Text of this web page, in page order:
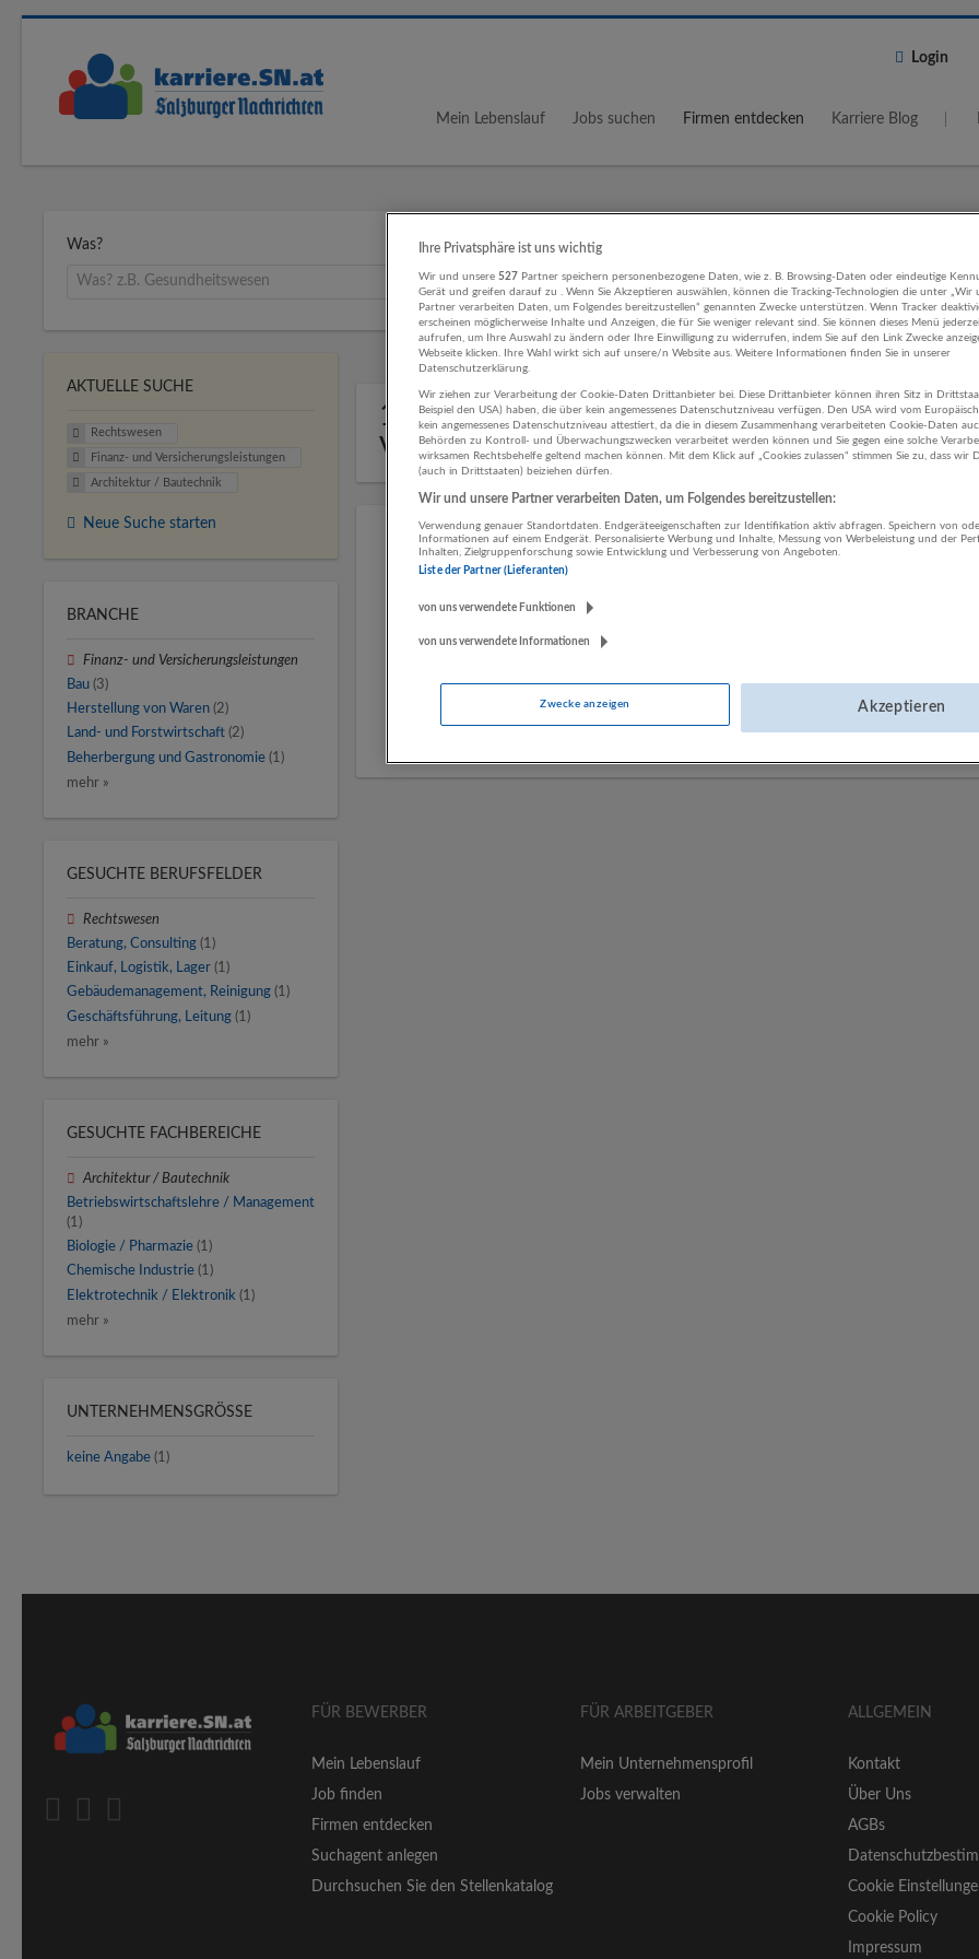
Login
Mein Lebenslauf Jobs suchen Firmen entdecken Karriere Blog
Was? Wo?
5 km
1 Rechtswesen Finanz- und
Versicherungsleistungen Unternehmen
LUGSTEIN CONSULTING
Bergheim bei Salzburg
Gesundheitswesen | Herstellung von Waren | IT-Dienstleistungen |
Öffentliche Verwaltung | Rechtsberatung und Wirtschaftsprüfung |
Sonstige Dienstleistungen | Sozialwesen | Verkehr | Verlagswesen |
AKTUELLE SUCHE
Rechtswesen
Finanz- und Versicherungsleistungen
Architektur / Bautechnik
Neue Suche starten
BRANCHE
Finanz- und Versicherungsleistungen
Bau (3)
Herstellung von Waren (2)
Land- und Forstwirtschaft (2)
Beherbergung und Gastronomie (1)
mehr »
GESUCHTE BERUFSFELDER
Rechtswesen
Beratung, Consulting (1)
Einkauf, Logistik, Lager (1)
Gebäudemanagement, Reinigung (1)
Geschäftsführung, Leitung (1)
mehr »
GESUCHTE FACHBEREICHE
Architektur / Bautechnik
Betriebswirtschaftslehre / Management
(1)
Biologie / Pharmazie (1)
Chemische Industrie (1)
Elektrotechnik / Elektronik (1)
mehr »
UNTERNEHMENSGRÖSSE
keine Angabe (1)
FÜR BEWERBER
Mein Lebenslauf
Job finden
Firmen entdecken
Suchagent anlegen
Durchsuchen Sie den Stellenkatalog
FÜR ARBEITGEBER
Mein Unternehmensprofil
Jobs verwalten
ALLGEMEIN
Kontakt
Über Uns
AGBs
Cookie
Cookie Policy
Impressum
Ihre Privatsphäre ist uns wichtig
Wir und unsere 527 Partner speichern personenbezogene Daten, wie z. B. Browsing-Daten oder eindeutige
Gerät und greifen darauf zu . Wenn Sie Akzeptieren auswählen, können die Tracking-Technologien die unter „Wir
Partner verarbeiten Daten, um Folgendes bereitzustellen“ genannten Zwecke unterstützen. Wenn Tracker
erscheinen möglicherweise Inhalte und Anzeigen, die für Sie weniger relevant sind. Sie können dieses Menü
aufrufen, um Ihre Auswahl zu ändern oder Ihre Einwilligung zu widerrufen, indem Sie auf den Link Zwecke
Webseite klicken. Ihre Wahl wirkt sich auf unsere/n Website aus. Weitere Informationen finden Sie in unserer
Datenschutzerklärung.
Wir ziehen zur Verarbeitung der Cookie-Daten Drittanbieter bei. Diese Drittanbieter können ihren Sitz in
Beispiel den USA) haben, die über kein angemessenes Datenschutzniveau verfügen. Den USA wird vom
kein angemessenes Datenschutzniveau attestiert, da die in diesem Zusammenhang verarbeiteten Cookie-Daten
Behörden zu Kontroll- und Überwachungszwecken verarbeitet werden können und Sie gegen eine solche
wirksamen Rechtsbehelfe geltend machen können. Mit dem Klick auf „Cookies zulassen“ stimmen Sie zu, dass wir
(auch in Drittstaaten) beiziehen dürfen.
Wir und unsere Partner verarbeiten Daten, um Folgendes bereitzustellen:
Verwendung genauer Standortdaten. Endgeräteeigenschaften zur Identifikation aktiv abfragen. Speichern von
Informationen auf einem Endgerät. Personalisierte Werbung und Inhalte, Messung von Werbeleistung und der
Inhalten, Zielgruppenforschung sowie Entwicklung und Verbesserung von Angeboten.
Liste der Partner (Lieferanten)
von uns verwendete Funktionen
von uns verwendete Informationen
Zwecke anzeigen Akzeptieren